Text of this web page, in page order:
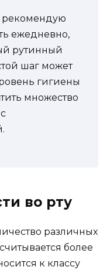
рекомендую
ежедневно,
рутинный
шаг может
гигиены
множество
во рту
различных
более
к классу